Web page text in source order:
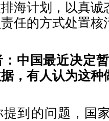
海计划，以真诚
任的方式处置核
中国最近决定
，有人认为这种
提到的问题，国